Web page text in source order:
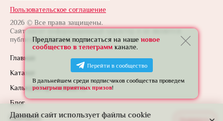
Пользовательское соглашение
2026 © Все права защищены.
Сайт носит информационный характер и не является
публичной офертой.
Главная
Каталог
Калькулятор стоимости
Блог
Контакты
Данный сайт использует файлы cookie
Предлагаем подписаться на наше новое
сообщество в телеграмм канале.
Перейти в сообщество
В дальнейшем среди подписчиков сообщества проведем
розыгрыш приятных призов!